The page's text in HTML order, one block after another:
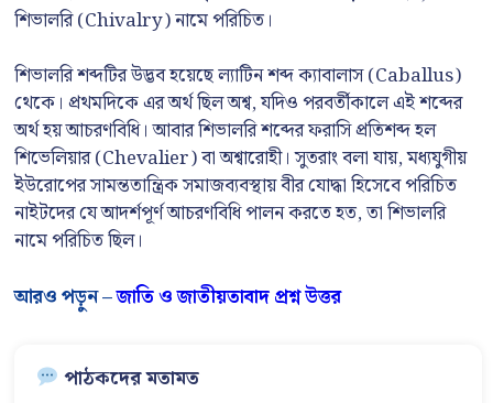
শিভালরি (Chivalry) নামে পরিচিত।
শিভালরি শব্দটির উদ্ভব হয়েছে ল্যাটিন শব্দ ক্যাবালাস (Caballus)
থেকে। প্রথমদিকে এর অর্থ ছিল অশ্ব, যদিও পরবর্তীকালে এই শব্দের
অর্থ হয় আচরণবিধি। আবার শিভালরি শব্দের ফরাসি প্রতিশব্দ হল
শিভেলিয়ার (Chevalier) বা অশ্বারোহী। সুতরাং বলা যায়, মধ্যযুগীয়
ইউরোপের সামন্ততান্ত্রিক সমাজব্যবস্থায় বীর যোদ্ধা হিসেবে পরিচিত
নাইটদের যে আদর্শপূর্ণ আচরণবিধি পালন করতে হত, তা শিভালরি
নামে পরিচিত ছিল।
আরও পড়ুন –জাতি ও জাতীয়তাবাদ প্রশ্ন উত্তর
পাঠকদের মতামত